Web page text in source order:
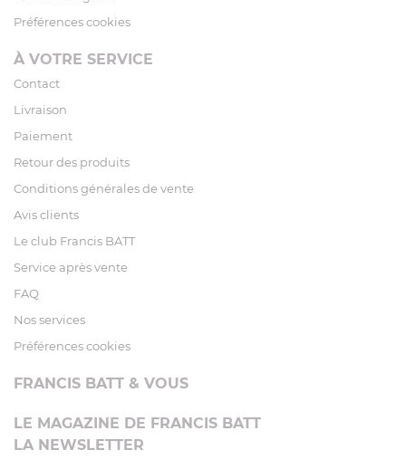
Préférences cookies
À VOTRE SERVICE
Contact
Livraison
Paiement
Retour des produits
Conditions générales de vente
Avis clients
Le club Francis BATT
Service après vente
FAQ
Nos services
Préférences cookies
FRANCIS BATT & VOUS
LE MAGAZINE DE FRANCIS BATT
LA NEWSLETTER